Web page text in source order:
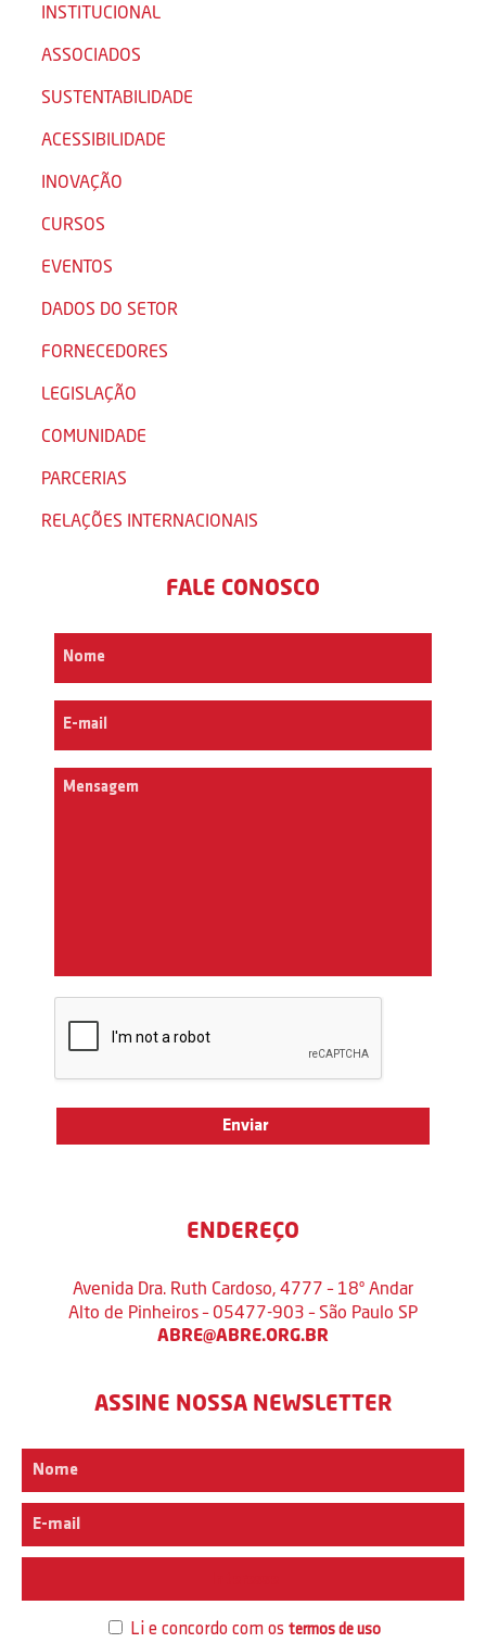
INSTITUCIONAL
ASSOCIADOS
SUSTENTABILIDADE
ACESSIBILIDADE
INOVAÇÃO
CURSOS
EVENTOS
DADOS DO SETOR
FORNECEDORES
LEGISLAÇÃO
COMUNIDADE
PARCERIAS
RELAÇÕES INTERNACIONAIS
FALE CONOSCO
ENDEREÇO
Avenida Dra. Ruth Cardoso, 4777 – 18º Andar
Alto de Pinheiros – 05477-903 – São Paulo SP
ABRE@ABRE.ORG.BR
ASSINE NOSSA NEWSLETTER
Li e concordo com os termos de uso